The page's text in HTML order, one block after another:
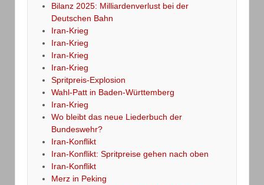
Bilanz 2025: Milliardenverlust bei der
Deutschen Bahn
Iran-Krieg
Iran-Krieg
Iran-Krieg
Iran-Krieg
Spritpreis-Explosion
Wahl-Patt in Baden-Württemberg
Iran-Krieg
Wo bleibt das neue Liederbuch der
Bundeswehr?
Iran-Konflikt
Iran-Konflikt: Spritpreise gehen nach oben
Iran-Konflikt
Merz in Peking